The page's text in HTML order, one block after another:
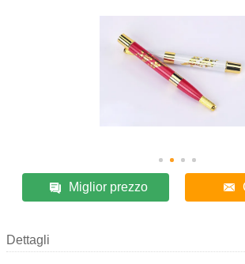
Miglior prezzo
Dettagli